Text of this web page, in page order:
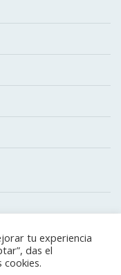
reservados.
cookies
tu experiencia
das el